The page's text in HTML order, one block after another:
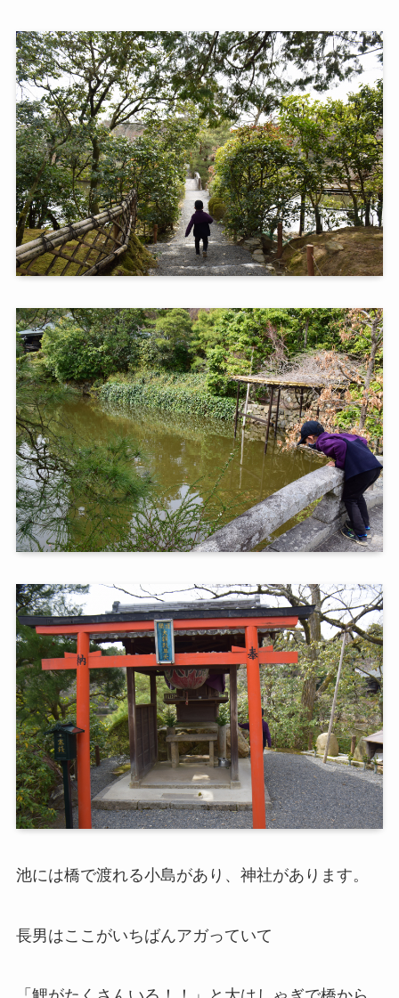
池には橋で渡れる小島があり、神社があります。
長男はここがいちばんアガっていて